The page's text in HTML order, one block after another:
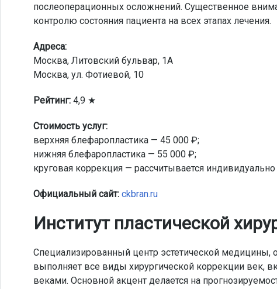
послеоперационных осложнений. Существенное
контролю состояния пациента на всех этапах лечения.
Адреса:
Москва, Литовский бульвар, 1А
Москва, ул. Фотиевой, 10
Рейтинг: 4,9 ★
Стоимость услуг:
верхняя блефаропластика — 45 000 ₽;
нижняя блефаропластика — 55 000 ₽;
круговая коррекция — рассчитывается
Официальный сайт: ckbran.ru
Институт пластической
Специализированный центр эстетической
выполняет все виды хирургической коррекции век,
веками. Основной акцент делается на